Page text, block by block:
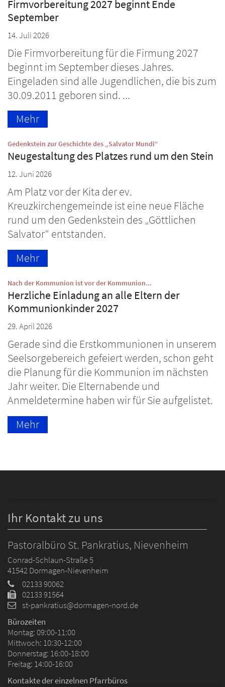
Firmvorbereitung 2027 beginnt Ende
September
14. Juli 2026
Die Firmvorbereitung für die Firmung 2027
beginnt im September dieses Jahres.
Eingeladen sind alle Jugendlichen, die bis zum
30.09.2011 geboren sind. ...
Mehr
Gedenkstein zur Geschichte des „Salvator Mundi“
Neugestaltung des Platzes rund um den Stein
12. Juni 2026
Am Platz vor der Kita der ev.
Kreuzkirchengemeinde ist eine neue Fläche
rund um den Gedenkstein des „Göttlichen
Salvator“ entstanden.
Mehr
Nach der Kommunion ist vor der Kommunion...
Herzliche Einladung an alle Eltern der
Kommunionkinder 2027
29. April 2026
Gerade sind die Erstkommunionen in unserem
Seelsorgebereich gefeiert werden, schon geht
die Planung für die Kommunion im nächsten
Jahr weiter. Die Elternabende und
Anmeldetermine haben wir für Sie aufgelistet.
Mehr
Ihr Kontakt zu uns
Pastoralbüro St. Pankratius, Nievenheim
Conrad-Schlaun-Straße 5
41542Dormagen-Nievenheim
02133 90062
02133 91564
st-pankratius@dormagen-nord.de
Bürozeiten
Montag: 09:00-11:00
Mittwoch: 10:30-12:00
Donnerstag: 16:00-18:00
Freitag: 14:00-16:00
Kontakte der einzelnen Pfarrbüros